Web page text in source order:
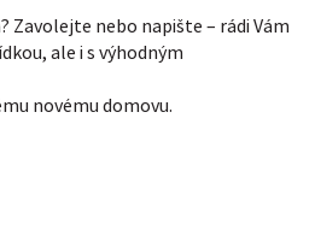
Zavolejte nebo napište – rádi Vám
ale i s výhodným
novému domovu.